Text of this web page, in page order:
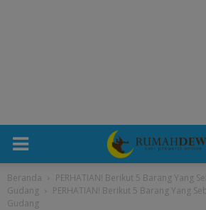
Beranda
PERHATIAN! Berikut 5 Barang Yang
Gudang
PERHATIAN! Berikut 5 Barang Yang
Gudang